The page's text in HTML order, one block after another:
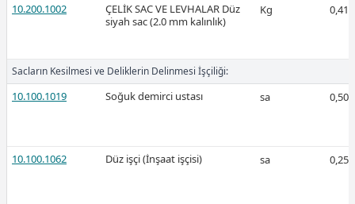
2026-Şubat
10.200.1002
ÇELİK SAC VE LEVHALAR Düz
siyah sac (2.0 mm kalınlık)
Kg 0,41
Sacların Kesilmesi ve Deliklerin Delinmesi İşçiliği:
10.100.1019 Soğuk demirci ustası sa 0,50
10.100.1062 Düz işçi (İnşaat işçisi) sa 0,25